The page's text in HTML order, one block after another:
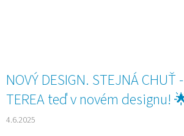
NOVÝ DESIGN. STEJNÁ
TEREA teď v novém designu!
4.6.2025